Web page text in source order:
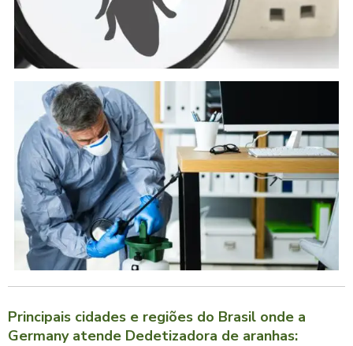
Principais cidades e regiões do Brasil onde a
Germany atende Dedetizadora de aranhas: